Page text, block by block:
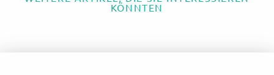
KÖNNTEN